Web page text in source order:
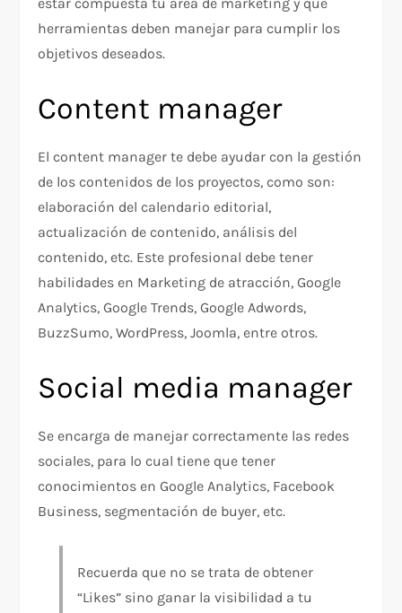
herramientas deben manejar para cumplir los
objetivos deseados.
Content manager
El content manager te debe ayudar con la gestión
de los contenidos de los proyectos, como son:
elaboración del calendario editorial,
actualización de contenido, análisis del
contenido, etc. Este profesional debe tener
habilidades en Marketing de atracción, Google
Analytics, Google Trends, Google Adwords,
BuzzSumo, WordPress, Joomla, entre otros.
Social media manager
Se encarga de manejar correctamente las redes
sociales, para lo cual tiene que tener
conocimientos en Google Analytics, Facebook
Business, segmentación de buyer, etc.
Recuerda que no se trata de obtener
“Likes” sino ganar la visibilidad a tu